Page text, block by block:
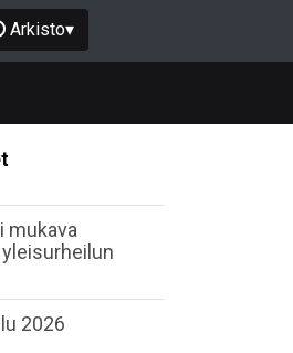
Arkisto▾
mukava
2026